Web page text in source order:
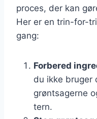
proces, der kan
Her er en trin-for-
gang:
Forbered
du ikke bruger
grøntsagerne
tern.